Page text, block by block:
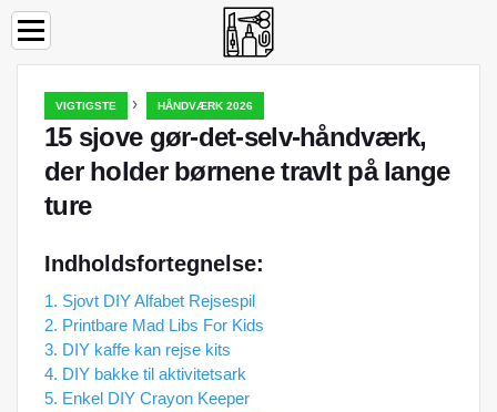
VIGTIGSTE › HÅNDVÆRK 2026
15 sjove gør-det-selv-håndværk,
der holder børnene travlt på lange
ture
Indholdsfortegnelse:
1. Sjovt DIY Alfabet Rejsespil
2. Printbare Mad Libs For Kids
3. DIY kaffe kan rejse kits
4. DIY bakke til aktivitetsark
5. Enkel DIY Crayon Keeper